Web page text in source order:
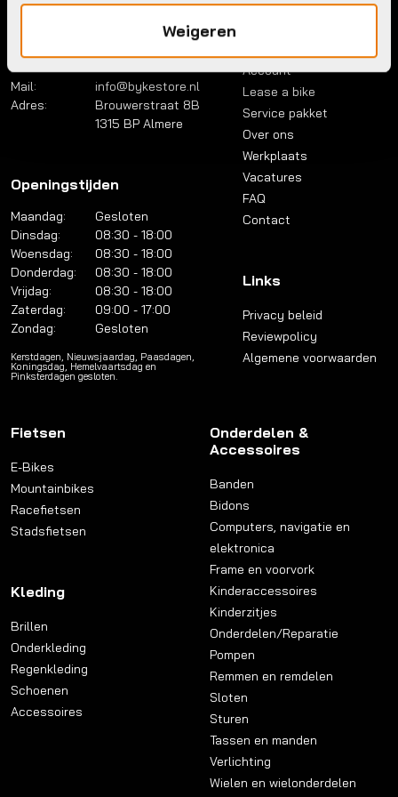
Weigeren
Telefoon:
Mail:
info@bykestore.nl
Adres:
Brouwerstraat 8B
1315 BP Almere
Openingstijden
Maandag:
Gesloten
Dinsdag:
08:30 - 18:00
Woensdag:
08:30 - 18:00
Donderdag:
08:30 - 18:00
Vrijdag:
08:30 - 18:00
Zaterdag:
09:00 - 17:00
Zondag:
Gesloten
Kerstdagen, Nieuwsjaardag, Paasdagen,
Koningsdag, Hemelvaartsdag en
Pinksterdagen gesloten.
Account
Lease a bike
Service pakket
Over ons
Werkplaats
Vacatures
FAQ
Contact
Links
Privacy beleid
Reviewpolicy
Algemene voorwaarden
Fietsen
E-Bikes
Mountainbikes
Racefietsen
Stadsfietsen
Kleding
Brillen
Onderkleding
Regenkleding
Schoenen
Accessoires
Onderdelen &
Accessoires
Banden
Bidons
Computers, navigatie en
elektronica
Frame en voorvork
Kinderaccessoires
Kinderzitjes
Onderdelen/Reparatie
Pompen
Remmen en remdelen
Sloten
Sturen
Tassen en manden
Verlichting
Wielen en wielonderdelen